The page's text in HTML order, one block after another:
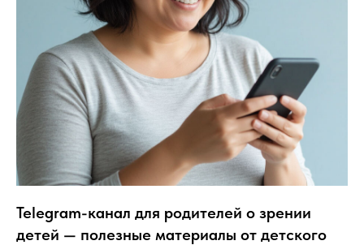
Telegram-канал для родителей о зрении
детей — полезные материалы от детского